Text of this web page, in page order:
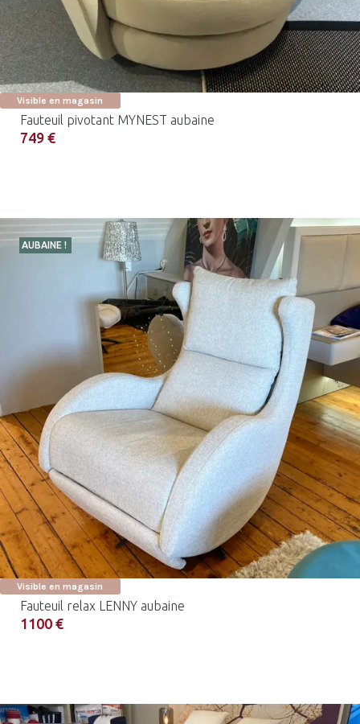
Visible en magasin
Fauteuil pivotant MYNEST aubaine
749 €
AUBAINE !
Visible en magasin
Fauteuil relax LENNY aubaine
1100 €